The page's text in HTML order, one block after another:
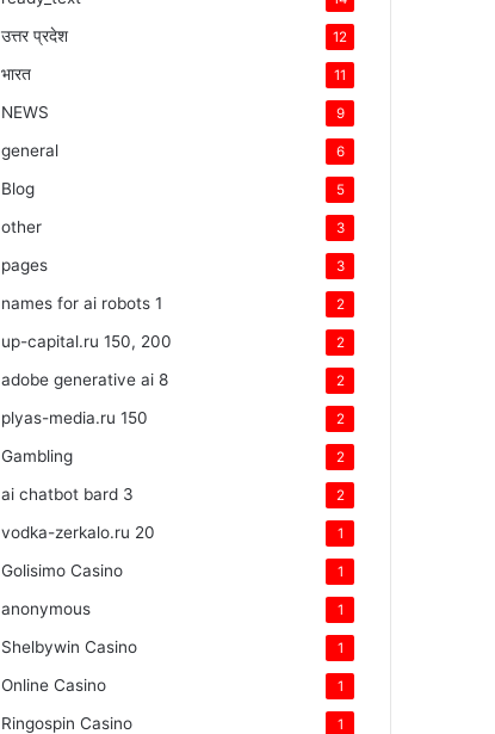
उत्तर प्रदेश 12
भारत 11
NEWS 9
general 6
Blog 5
other 3
pages 3
names for ai robots 1 2
up-capital.ru 150, 200 2
adobe generative ai 8 2
plyas-media.ru 150 2
Gambling 2
ai chatbot bard 3 2
vodka-zerkalo.ru 20 1
Golisimo Casino 1
anonymous 1
Shelbywin Casino 1
Online Casino 1
Ringospin Casino 1